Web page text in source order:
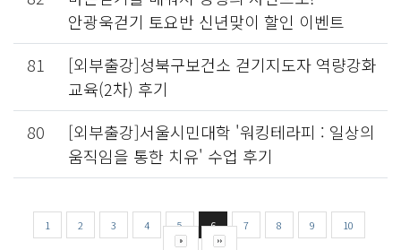
안광욱걷기 토요반 신년맞이 할인 이벤트
81
[외부출강]성북구보건소 걷기지도자 역량강화
교육(2차) 후기
80
[외부출강]서울시민대학 '워킹테라피 : 일상의
움직임을 통한 치유' 수업 후기
1 2 3 4 5 6 7 8 9 10